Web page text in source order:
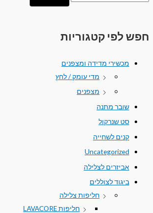
חפש לפי קטגוריות
מכשירי מדידה ומצפנים
מדי עומק / לחץ
מצפנים
שובר מתנה
סט שנרקול
קנים לשחייה
Uncategorized
אביזרים לצלילה
ביגוד לצוללים
חליפות צלילה
חליפות LAVACORE